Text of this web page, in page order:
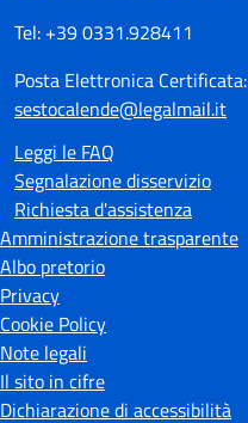
Tel: +39 0331.928411
Posta Elettronica Certificata:
sestocalende@legalmail.it
Leggi le FAQ
Segnalazione disservizio
Richiesta d'assistenza
Amministrazione trasparente
Albo pretorio
Privacy
Cookie Policy
Note legali
Il sito in cifre
Dichiarazione di accessibilità